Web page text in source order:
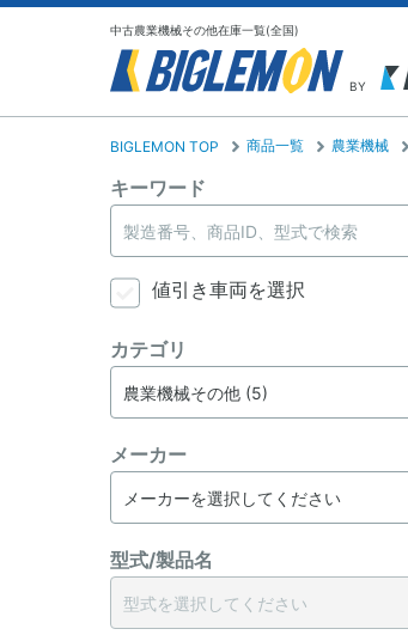
中古農業機械その他在庫一覧(全国)
BY
BIGLEMON TOP 商品一覧 農業機械
キーワード
値引き車両を選択
カテゴリ
メーカー
型式/製品名